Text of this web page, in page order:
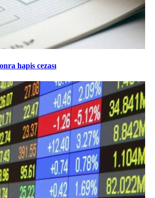
hapis cezası